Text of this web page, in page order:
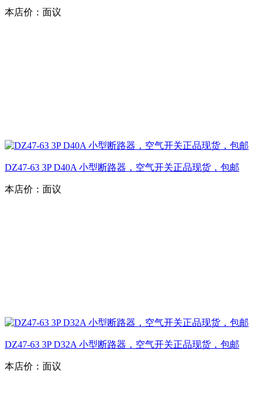
本店价： 面议
DZ47-63 3P D40A 小型断路器，空气开关正品现货，包邮
本店价： 面议
DZ47-63 3P D32A 小型断路器，空气开关正品现货，包邮
本店价： 面议